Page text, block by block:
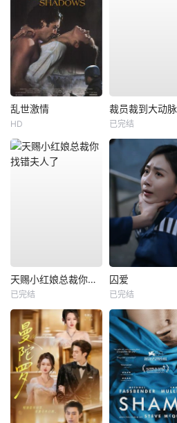
乱世激情
HD
裁员裁到大动脉
已完结
天赐小红娘总裁你找错夫人了
已完结
囚爱
已完结